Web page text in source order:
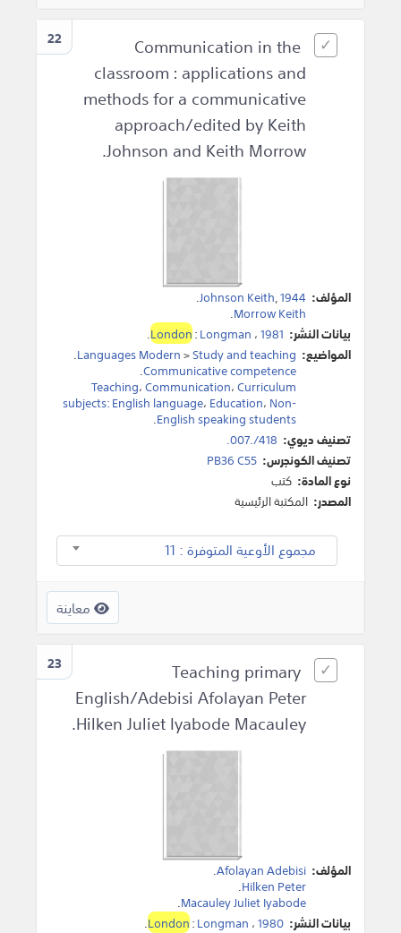
22
Communication in the
classroom : applications and
methods for a communicative
approach/edited by Keith
Johnson and Keith Morrow.
المؤلف: Johnson Keith,1944
.
Morrow Keith
.
بيانات النشر:
London:Longman ،1981
.
المواضيع:
Languages Modern>Study and teaching
.
Communicative competence
.
Teaching،Communication،Curriculum
subjects: English language، Education، Non-
English speaking students
.
تصنيف ديوي: 418/.007.
تصنيف الكونجرس: PB36 C55
نوع المادة: كتب
المصدر: المكتبة الرئيسية
مجموع الأوعية المتوفرة : 11
معاينة
23
Teaching primary
English/Adebisi Afolayan Peter
Hilken Juliet Iyabode Macauley.
المؤلف: Afolayan Adebisi
.
Hilken Peter
.
Macauley Juliet Iyabode
.
بيانات النشر:
London:Longman ،1980
.